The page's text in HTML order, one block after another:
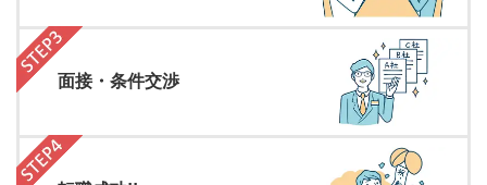
面接・条件交渉